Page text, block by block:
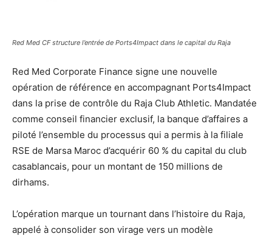
Red Med CF structure l’entrée de Ports4Impact dans le capital du Raja
Red Med Corporate Finance signe une nouvelle
opération de référence en accompagnant Ports4Impact
dans la prise de contrôle du Raja Club Athletic. Mandatée
comme conseil financier exclusif, la banque d’affaires a
piloté l’ensemble du processus qui a permis à la filiale
RSE de Marsa Maroc d’acquérir 60 % du capital du club
casablancais, pour un montant de 150 millions de
dirhams.
L’opération marque un tournant dans l’histoire du Raja,
appelé à consolider son virage vers un modèle